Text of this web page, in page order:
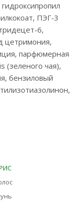
ПЭГ-3
6,
цетримония,
парфюмерная
(зеленого чая),
бензиловый